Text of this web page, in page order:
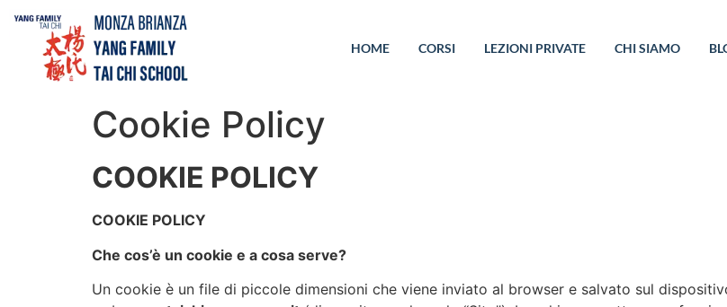
HOME CORSI LEZIONI PRIVATE CHI SIAMO
Cookie Policy
COOKIE POLICY
COOKIE POLICY
Che cos’è un cookie e a cosa serve?
Un cookie è un file di piccole dimensioni che viene inviato al browser e salvato sul